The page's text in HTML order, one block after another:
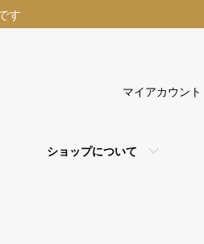
す
ショップについて
マイアカウント